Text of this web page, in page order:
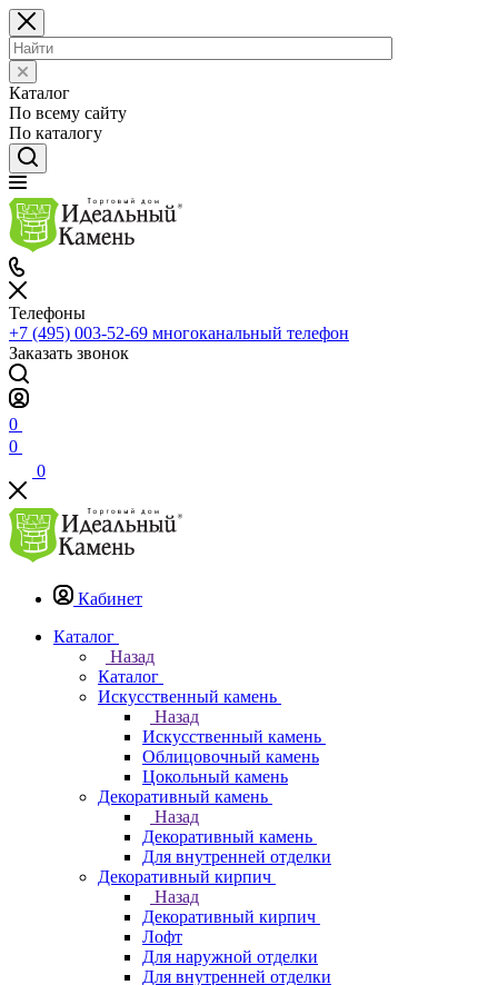
Каталог
По всему сайту
По каталогу
Телефоны
+7 (495) 003-52-69 многоканальный телефон
Заказать звонок
0
0
0
Кабинет
Каталог
Назад
Каталог
Искусственный камень
Назад
Искусственный камень
Облицовочный камень
Цокольный камень
Декоративный камень
Назад
Декоративный камень
Для внутренней отделки
Декоративный кирпич
Назад
Декоративный кирпич
Лофт
Для наружной отделки
Для внутренней отделки